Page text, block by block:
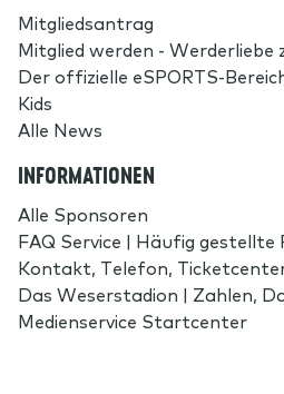
Mitgliedsantrag
Mitglied werden - Werderliebe
Der offizielle eSPORTS-
Kids
Alle News
INFORMATIONEN
Alle Sponsoren
FAQ Service | Häufig gestellte
Kontakt, Telefon,
Das Weserstadion | Zahlen,
Medienservice Startcenter